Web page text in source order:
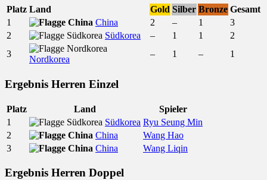
Platz Land Gold Silber Bronze Gesamt
1
China 2 – 1
3
2
Südkorea – 1 1
2
3
Nordkorea
– 1 – 1
Ergebnis Herren Einzel
Platz Land
Spieler
1
Südkorea Ryu Seung Min
2
China
Wang Hao
3
China Wang Liqin
Ergebnis Herren Doppel